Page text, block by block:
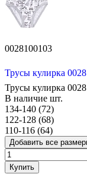
0028100103
Трусы кулирка
Трусы кулирка
В наличие шт.
134-140 (72)
122-128 (68)
110-116 (64)
Добавить все
Купить